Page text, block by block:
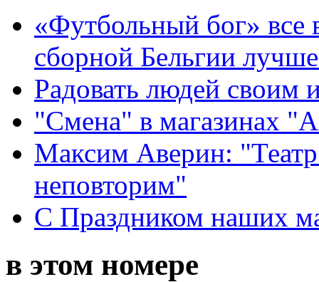
«Футбольный бог» все
сборной Бельгии
Радовать людей своим
"Смена" в магазинах
Максим Аверин:
неповторим"
С Праздником наших
в этом номере